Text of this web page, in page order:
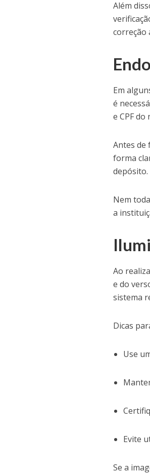
Além
correção
Em
é
e CPF
Antes de
forma
depósito.
Nem
a
Ao
e do
sistema
Dicas
Use
Evite
Se a